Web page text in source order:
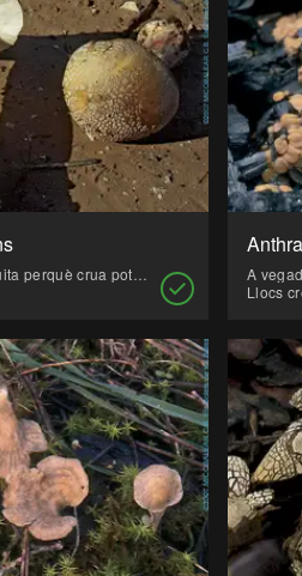
S'ha de menjar ben cuita perquè crua pot ser tòxica. El seu gust recorda a les gambes.
Llocs